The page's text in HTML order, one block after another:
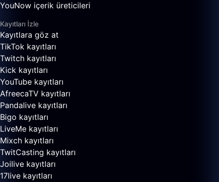
YouNow içerik üreticileri
Kayıtları İzle
Kayıtlara göz at
TikTok kayıtları
Twitch kayıtları
Kick kayıtları
YouTube kayıtları
AfreecaTV kayıtları
Pandalive kayıtları
Bigo kayıtları
LiveMe kayıtları
Mixch kayıtları
TwitCasting kayıtları
Joilive kayıtları
17live kayıtları